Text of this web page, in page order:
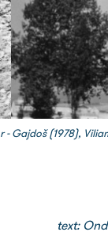
(1978),
text: